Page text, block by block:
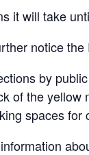
it will take
notice
by
of the yellow
spaces for